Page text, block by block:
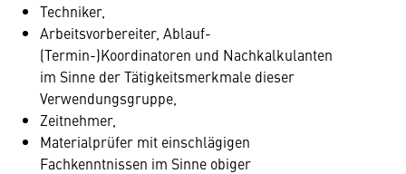
Techniker,
Arbeitsvorbereiter, Ablauf-
(Termin-)Koordinatoren und Nachkalkulanten
im Sinne der Tätigkeitsmerkmale dieser
Verwendungsgruppe,
Zeitnehmer,
Materialprüfer mit einschlägigen
Fachkenntnissen im Sinne obiger